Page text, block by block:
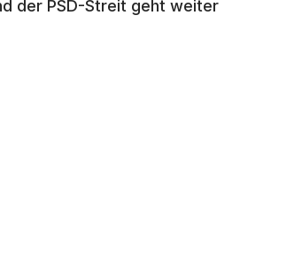
der PSD-Streit geht weiter